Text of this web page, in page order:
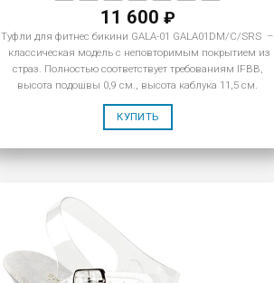
11 600 ₽
Туфли для фитнес бикини GALA-01 GALA01DM/C/SRS –
классическая модель с неповторимым покрытием из
страз. Полностью соответствует требованиям IFBB,
высота подошвы 0,9 см., высота каблука 11,5 см.
КУПИТЬ